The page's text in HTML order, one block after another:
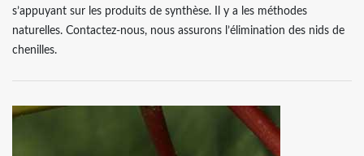
s’appuyant sur les produits de synthèse. Il y a les méthodes
naturelles. Contactez-nous, nous assurons l’élimination des nids de
chenilles.